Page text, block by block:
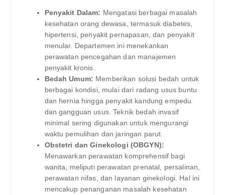
Penyakit Dalam: Mengatasi berbagai masalah
kesehatan orang dewasa, termasuk diabetes,
hipertensi, penyakit pernapasan, dan penyakit
menular. Departemen ini menekankan
perawatan pencegahan dan manajemen
penyakit kronis.
Bedah Umum: Memberikan solusi bedah untuk
berbagai kondisi, mulai dari radang usus buntu
dan hernia hingga penyakit kandung empedu
dan gangguan usus. Teknik bedah invasif
minimal sering digunakan untuk mengurangi
waktu pemulihan dan jaringan parut.
Obstetri dan Ginekologi (OBGYN):
Menawarkan perawatan komprehensif bagi
wanita, meliputi perawatan prenatal, persalinan,
perawatan nifas, dan layanan ginekologi. Hal ini
mencakup penanganan masalah kesehatan